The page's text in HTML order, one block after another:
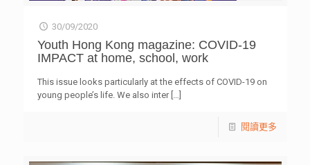
30/09/2020
Youth Hong Kong magazine: COVID-19
IMPACT at home, school, work
This issue looks particularly at the effects of COVID-19 on
young people’s life. We also inter[…]
閱讀更多